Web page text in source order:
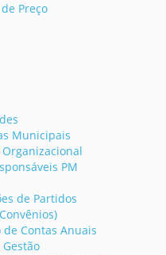
Preço
Municipais
PM
de Partidos
de Contas Anuais